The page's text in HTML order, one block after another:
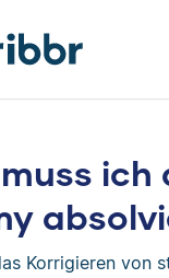
ich
Korrigieren von